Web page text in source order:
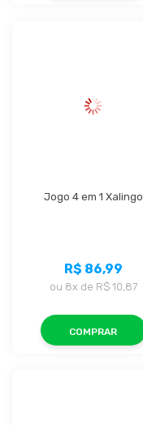
Jogo 4 em 1 Xalingo
R$ 86,99
ou 8x de R$ 10,87
COMPRAR